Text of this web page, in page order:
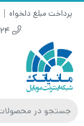
پرداخت مبلغ دلخواه
09153344724